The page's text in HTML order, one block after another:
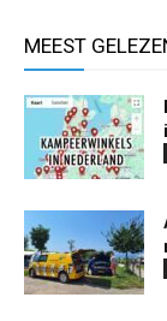
MEEST